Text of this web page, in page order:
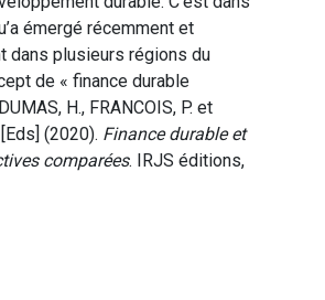
émergé récemment et
dans plusieurs régions du
de « finance durable
H., FRANCOIS, P. et
[Eds] (2020). Finance durable et
comparées. IRJS éditions,